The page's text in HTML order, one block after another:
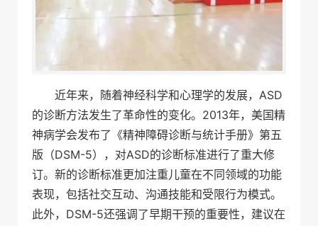
近年来，随着神经科学和心理学的发展，ASD
的诊断方法发生了革命性的变化。2013年，美国精
神病学会发布了《精神障碍诊断与统计手册》第五
版（DSM-5），对ASD的诊断标准进行了重大修
订。新的诊断标准更加注重儿童在不同领域的功能
表现，包括社交互动、沟通技能和受限行为模式。
此外，DSM-5还强调了早期干预的重要性，建议在